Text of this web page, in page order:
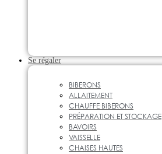
Se régaler
BIBERONS
ALLAITEMENT
CHAUFFE BIBERONS
PRÉPARATION ET STOCKAGE
BAVOIRS
VAISSELLE
CHAISES HAUTES